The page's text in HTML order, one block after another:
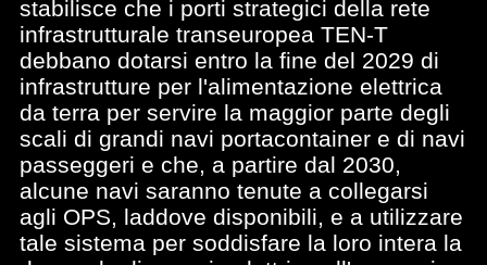
stabilisce che i porti strategici della rete
infrastrutturale transeuropea TEN-T
debbano dotarsi entro la fine del 2029 di
infrastrutture per l'alimentazione elettrica
da terra per servire la maggior parte degli
scali di grandi navi portacontainer e di navi
passeggeri e che, a partire dal 2030,
alcune navi saranno tenute a collegarsi
agli OPS, laddove disponibili, e a utilizzare
tale sistema per soddisfare la loro intera la